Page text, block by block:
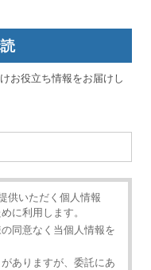
お役立ち情報をお届けし
供いただく個人情報
に利用します。
同意なく当個人情報を
ありますが、委託にあ